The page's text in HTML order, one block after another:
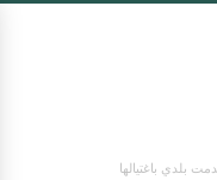
بلدي باغتيالها